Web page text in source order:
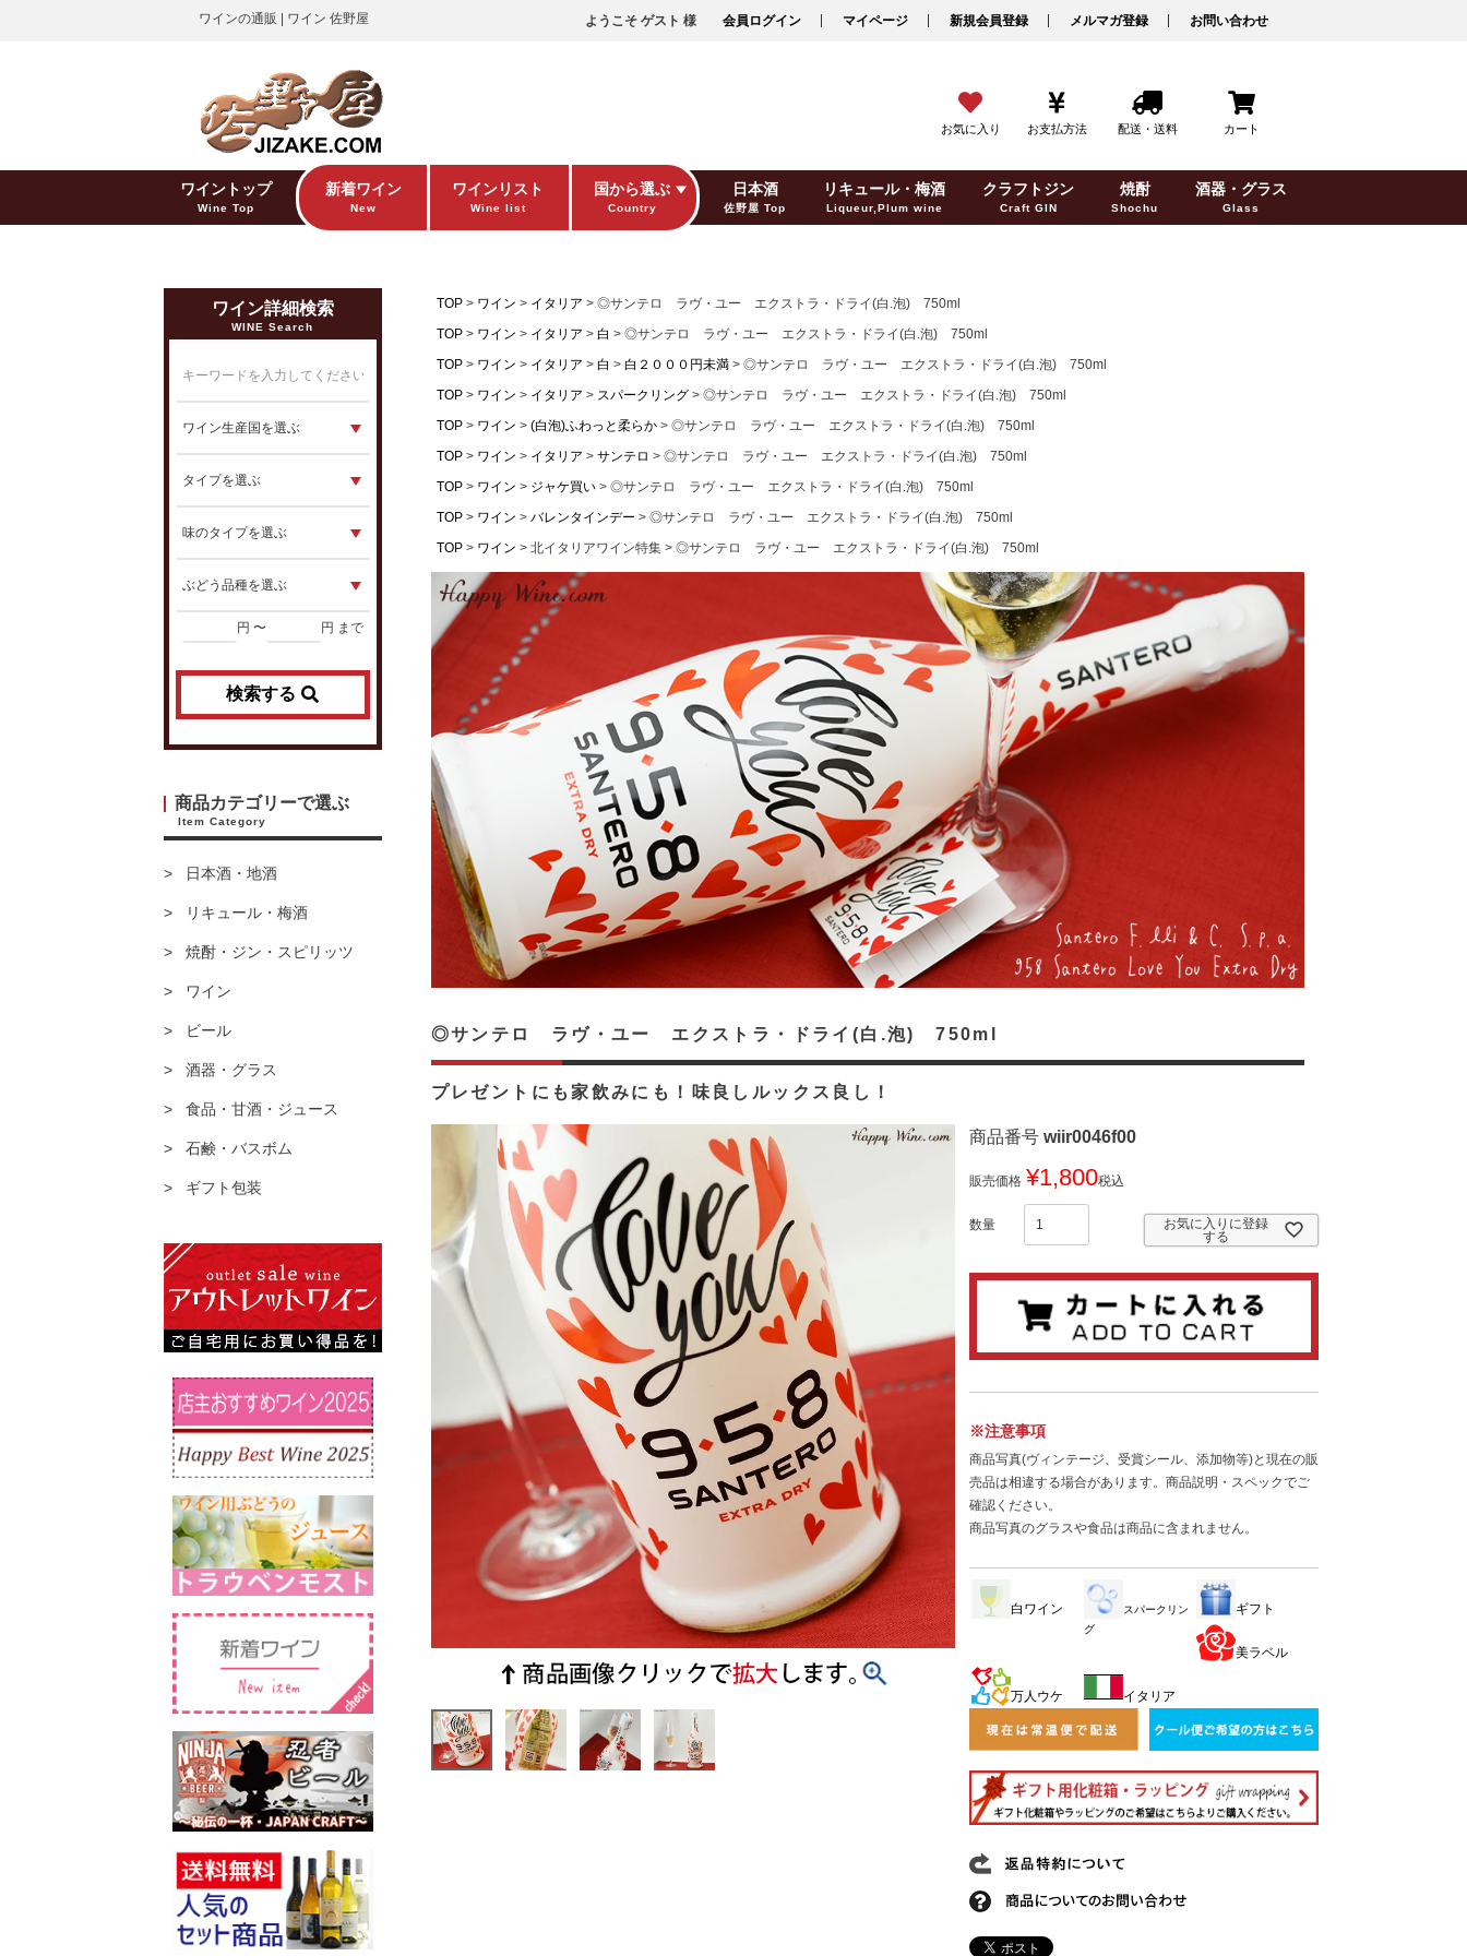
ワインの通販 | ワイン 佐野屋 ようこそ ゲスト 様 会員ログイン マイページ 新規会員登録 メルマガ登録 お問い合わせ
お気に入り お支払方法 配送・送料 カート
ワイントップ
Wine Top
新着ワイン
New
ワインリスト
Wine list
国から選ぶ
Country
日本酒
佐野屋 Top
リキュール・梅酒
Liqueur,Plum wine
クラフトジン
Craft GIN
焼酎
Shochu
酒器・グラス
Glass
ワイン詳細検索
WINE Search
円 〜 円 まで
検索する
商品カテゴリーで選ぶ
Item Category
日本酒・地酒
リキュール・梅酒
焼酎・ジン・スピリッツ
ワイン
ビール
酒器・グラス
食品・甘酒・ジュース
石鹸・バスボム
ギフト包装
TOP ワイン イタリア
◎サンテロ ラヴ・ユー エクストラ・ドライ(白.泡) 750ml
TOP
ワイン イタリア 白
◎サンテロ ラヴ・ユー エクストラ・ドライ(白.泡) 750ml
TOP
ワイン イタリア 白 白２０００円未満
◎サンテロ ラヴ・ユー エクストラ・ドライ(白.泡) 750ml
TOP
ワイン イタリア スパークリング
◎サンテロ ラヴ・ユー エクストラ・ドライ(白.泡) 750ml
TOP
ワイン (白泡)ふわっと柔らか
◎サンテロ ラヴ・ユー エクストラ・ドライ(白.泡) 750ml
TOP
ワイン イタリア サンテロ
◎サンテロ ラヴ・ユー エクストラ・ドライ(白.泡) 750ml
TOP
ワイン ジャケ買い
◎サンテロ ラヴ・ユー エクストラ・ドライ(白.泡) 750ml
TOP
ワイン バレンタインデー
◎サンテロ ラヴ・ユー エクストラ・ドライ(白.泡) 750ml
TOP
ワイン 北イタリアワイン特集 ◎サンテロ ラヴ・ユー エクストラ・ドライ(白.泡) 750ml
プレゼントにも家飲みにも！味良しルックス良し！
◎サンテロ ラヴ・ユー エクストラ・ドライ(白.泡) 750ml
商品番号 wiir0046f00
販売価格 ¥1,800税込
お気に入りに登録
する
※注意事項
商品写真(ヴィンテージ、受賞シール、添加物等)と現在の販
売品は相違する場合があります。商品説明・スペックでご
確認ください。
商品写真のグラスや食品は商品に含まれません。
白ワイン
スパークリン
グ
ギフト
美ラベル
万人ウケ イタリア